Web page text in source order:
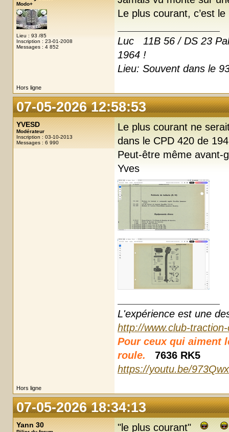
Modo+
Lieu : 93 /85
Inscription : 23-01-2008
Messages : 4 852
Le plus courant, c’est
Luc 11B 56 / DS 23
1964 !
Lieu: Souvent dans le
Hors ligne
07-05-2026 12:58:53
YVESD
Modérateur
Inscription : 03-10-2013
Messages : 6 990
Le plus courant ne
dans le CPD 420 de
Peut-être même avant-
Yves
L'expérience est une
http://www.club-
Pour ceux qui aiment
roule.
7636 RK5
https://youtu.be/
Hors ligne
07-05-2026 18:34:13
Yann 30 "le plus courant"